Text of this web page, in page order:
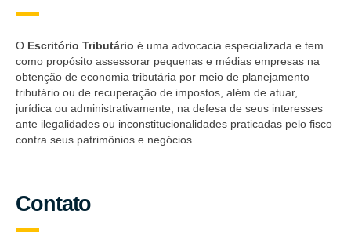
O Escritório Tributário é uma advocacia especializada e tem
como propósito assessorar pequenas e médias empresas na
obtenção de economia tributária por meio de planejamento
tributário ou de recuperação de impostos, além de atuar,
jurídica ou administrativamente, na defesa de seus interesses
ante ilegalidades ou inconstitucionalidades praticadas pelo fisco
contra seus patrimônios e negócios.
Contato